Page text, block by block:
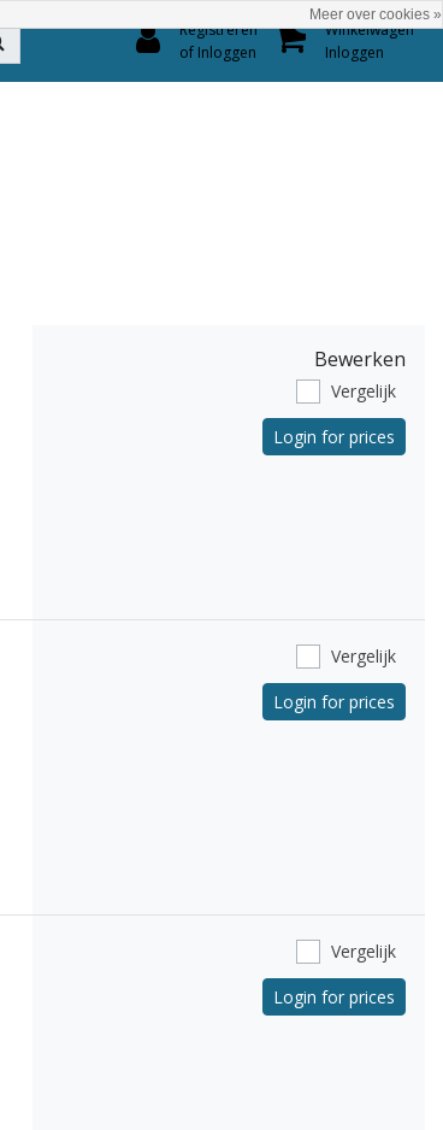
Registreren
of Inloggen
Winkelwagen
Inloggen
Bewerken
Vergelijk
Login for prices
Vergelijk
Login for prices
Vergelijk
Login for prices
Meer over cookies »